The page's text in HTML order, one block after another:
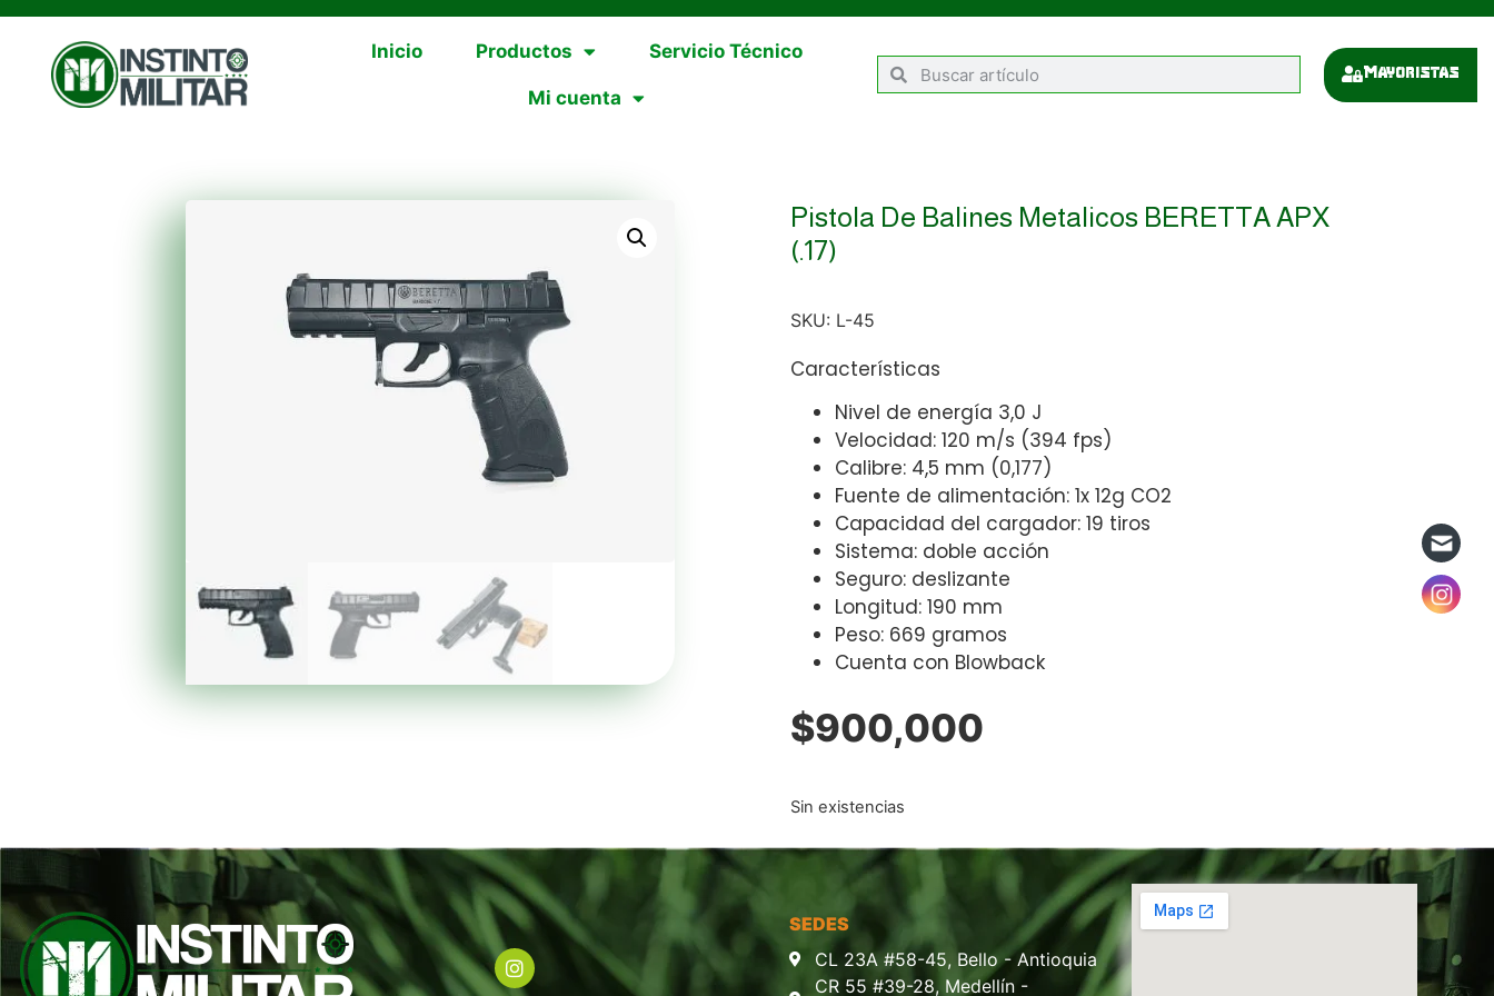
Inicio Productos Servicio Técnico
Mi cuenta
Mayoristas
Pistola De Balines Metalicos BERETTA APX
(.17)
SKU: L-45
Características
Nivel de energía 3,0 J
Velocidad: 120 m/s (394 fps)
Calibre: 4,5 mm (0,177)
Fuente de alimentación: 1x 12g CO2
Capacidad del cargador: 19 tiros
Sistema: doble acción
Seguro: deslizante
Longitud: 190 mm
Peso: 669 gramos
Cuenta con Blowback
$900,000
Sin existencias
SEDES
CL 23A #58-45, Bello - Antioquia
CR 55 #39-28, Medellín -